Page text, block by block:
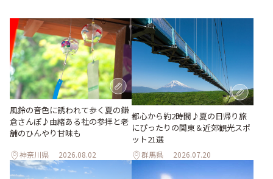
風鈴の音色に誘われて歩く夏の鎌
倉さんぽ♪由緒ある社の参拝と老
舗のひんやり甘味も
神奈川県 2026.08.02
都心から約2時間♪夏の日帰り旅
にぴったりの関東＆近郊観光スポ
ット21選
群馬県 2026.07.20